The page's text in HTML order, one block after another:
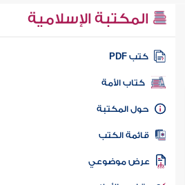
المكتبة الإسلامية
كتب PDF
كتاب الأمة
المكتبة
الكتب